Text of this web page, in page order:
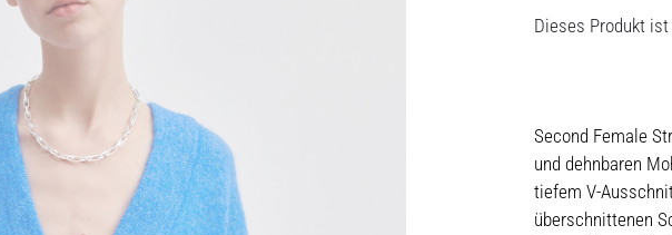
Dieses Produkt
Second Female
und dehnbaren
tiefem V-
überschnittenen